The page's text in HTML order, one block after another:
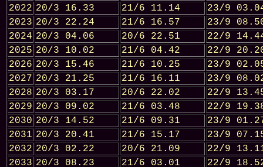
2022 20/3 16.33 21/6 11.14
23/9
2023 20/3 22.24 21/6 16.57
23/9
2024 20/3 04.06 20/6 22.51
22/9
2025 20/3 10.02 21/6 04.42
22/9
2026 20/3 15.46 21/6 10.25
23/9
2027 20/3 21.25 21/6 16.11
23/9
2028 20/3 03.17 20/6 22.02
22/9
2029 20/3 09.02 21/6 03.48
22/9
2030 20/3 14.52 21/6 09.31
23/9
2031 20/3 20.41 21/6 15.17
23/9
2032 20/3 02.22 20/6 21.09
22/9
2033 20/3 08.23 21/6 03.01
22/9